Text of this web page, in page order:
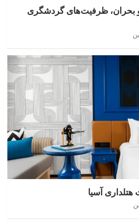
و بحران، ظرفیت‌های گردشگری
هتلداری آسیا